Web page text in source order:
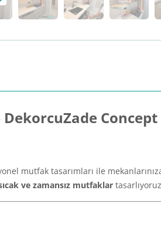
Concept
mutfak tasarımları ile
ve zamansız mutfaklar